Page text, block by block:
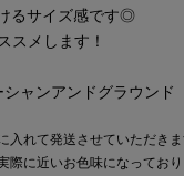
るサイズ感です◎
スメします！
ャンアンドグラウンド
れて発送させていただきま
に近いお色味になっており